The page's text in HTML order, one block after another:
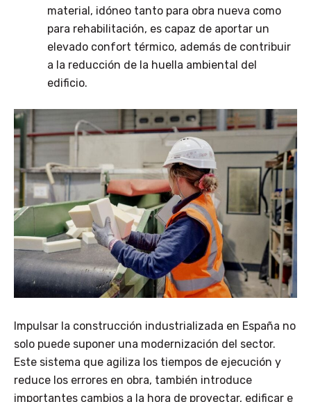
material, idóneo tanto para obra nueva como
para rehabilitación, es capaz de aportar un
elevado confort térmico, además de contribuir
a la reducción de la huella ambiental del
edificio.
Impulsar la construcción industrializada en España no
solo puede suponer una modernización del sector.
Este sistema que agiliza los tiempos de ejecución y
reduce los errores en obra, también introduce
importantes cambios a la hora de proyectar, edificar e